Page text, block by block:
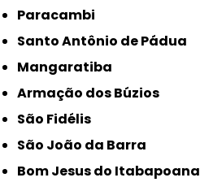
Paracambi
Santo Antônio de Pádua
Mangaratiba
Armação dos Búzios
São Fidélis
São João da Barra
Bom Jesus do Itabapoana